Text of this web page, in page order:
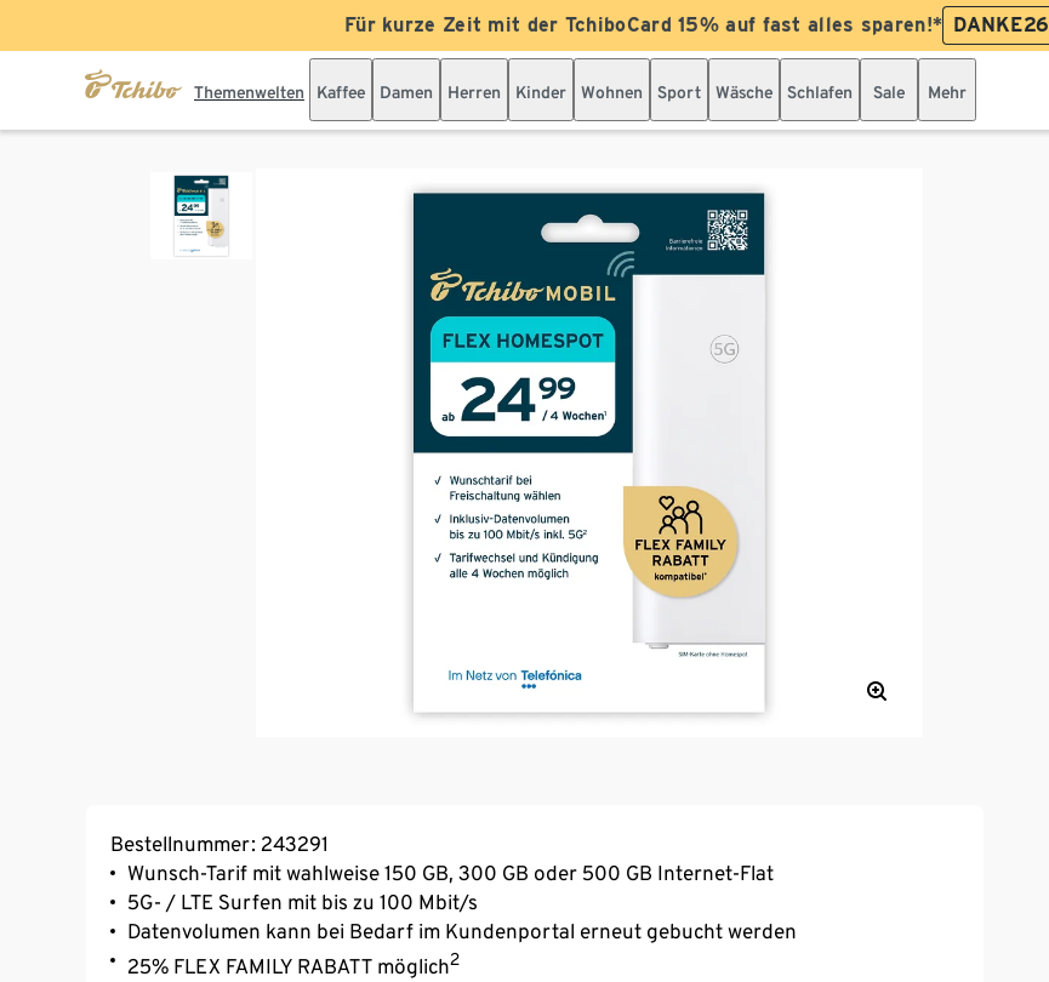
Für kurze Zeit mit der TchiboCard 15% auf fast alles sparen!* DANKE26
Themenwelten Kaffee Damen Herren Kinder Wohnen Sport Wäsche Schlafen Sale Mehr
Bestellnummer: 243291
Wunsch-Tarif mit wahlweise 150 GB, 300 GB oder 500 GB Internet-Flat
5G- / LTE Surfen mit bis zu 100 Mbit/s
Datenvolumen kann bei Bedarf im Kundenportal erneut gebucht werden
25% FLEX FAMILY RABATT möglich2